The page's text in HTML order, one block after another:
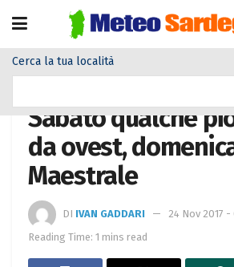
Cerca la tua località
Sabato qualche
da ovest,
Maestrale
DI IVAN GADDARI
24 Nov 2017 -
Reading Time: 1 mins read